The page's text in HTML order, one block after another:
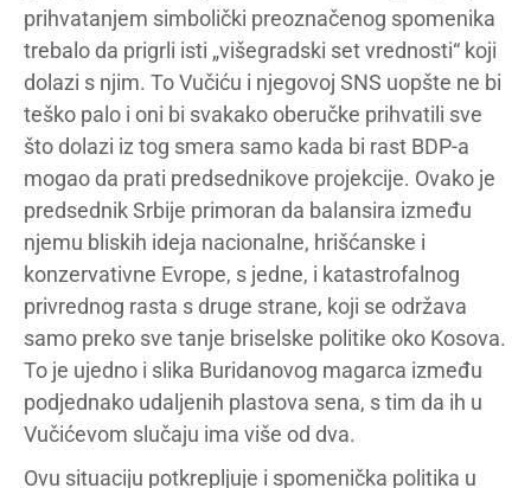
prihvatanjem simbolički preoznačenog spomenika
trebalo da prigrli isti „višegradski set vrednosti“ koji
dolazi s njim. To Vučiću i njegovoj SNS uopšte ne bi
teško palo i oni bi svakako oberučke prihvatili sve
što dolazi iz tog smera samo kada bi rast BDP-a
mogao da prati predsednikove projekcije. Ovako je
predsednik Srbije primoran da balansira između
njemu bliskih ideja nacionalne, hrišćanske i
konzervativne Evrope, s jedne, i katastrofalnog
privrednog rasta s druge strane, koji se održava
samo preko sve tanje briselske politike oko Kosova.
To je ujedno i slika Buridanovog magarca između
podjednako udaljenih plastova sena, s tim da ih u
Vučićevom slučaju ima više od dva.
Ovu situaciju potkrepljuje i spomenička politika u